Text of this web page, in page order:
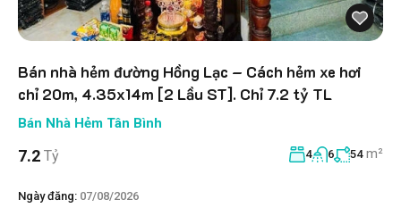
Bán nhà hẻm đường Hồng Lạc – Cách hẻm xe hơi
chỉ 20m, 4.35x14m [2 Lầu ST]. Chỉ 7.2 tỷ TL
Bán Nhà Hẻm Tân Bình
7.2 Tỷ 4 6 54 m²
Ngày đăng: 07/08/2026